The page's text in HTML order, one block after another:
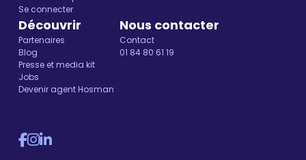
Se connecter
Découvrir
Partenaires
Blog
Presse et media kit
Jobs
Devenir agent Hosman
Nous contacter
Contact
01 84 80 61 19